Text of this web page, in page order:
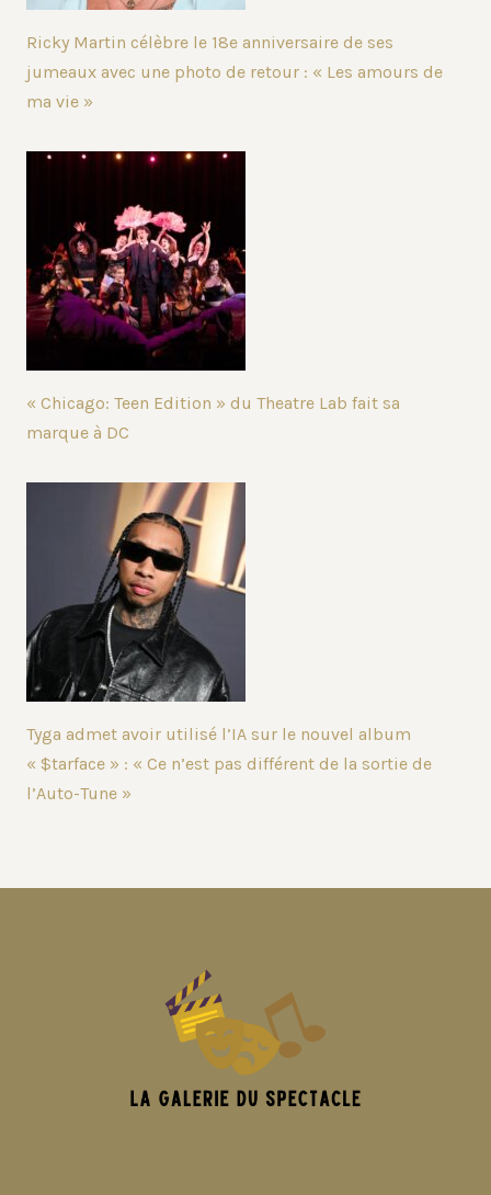
Ricky Martin célèbre le 18e anniversaire de ses
jumeaux avec une photo de retour : « Les amours de
ma vie »
« Chicago: Teen Edition » du Theatre Lab fait sa
marque à DC
Tyga admet avoir utilisé l’IA sur le nouvel album
« $tarface » : « Ce n’est pas différent de la sortie de
l’Auto-Tune »